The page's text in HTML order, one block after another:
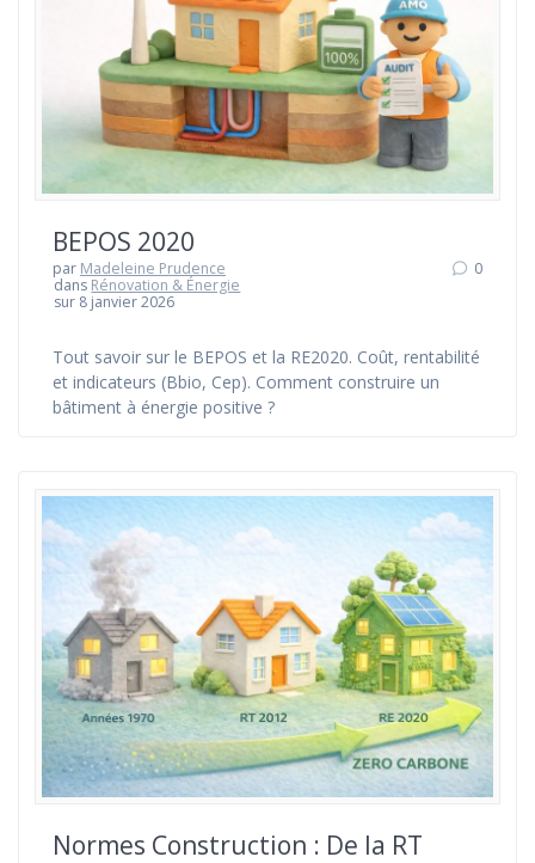
BEPOS 2020
par Madeleine Prudence
dans Rénovation & Énergie
sur 8 janvier 2026
0
Tout savoir sur le BEPOS et la RE2020. Coût, rentabilité
et indicateurs (Bbio, Cep). Comment construire un
bâtiment à énergie positive ?
Normes Construction : De la RT